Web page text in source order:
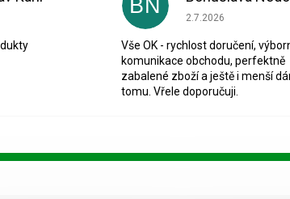
obchodu je 5 z 5 hvězdiček.
BN Hodnocení obchodu
2.7.2026
Vše OK - rychlost doručení,
komunikace obchodu, perfektně
zabalené zboží a ještě i menší
tomu. Vřele doporučuji.